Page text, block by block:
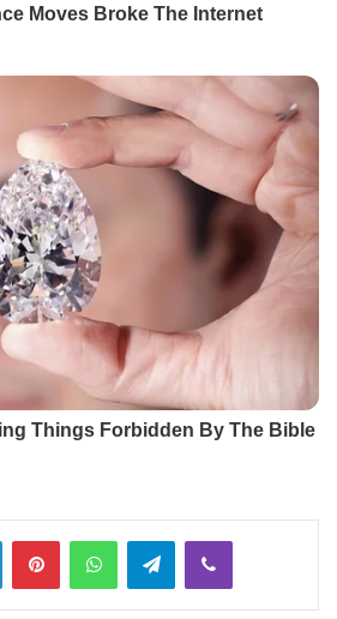
LinkedInPinterestWhatsAppTelegramViber